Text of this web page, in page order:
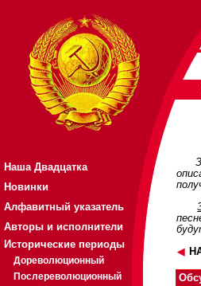
Наша Двадцатка
Новинки
Алфавитный указатель
Авторы и исполнители
Исторические периоды
Дореволюционный
Послереволюционный